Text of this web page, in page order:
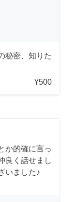
秘密、知りた
¥500
か的確に言っ
良く話せまし
いました♪